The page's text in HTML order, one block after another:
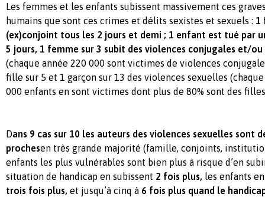
Les femmes et les enfants subissent massivement ces
humains que sont ces crimes et délits sexistes et sexuels : 1
(ex)conjoint tous les 2 jours et demi ; 1 enfant est tué par
5 jours, 1 femme sur 3 subit des violences conjugales et/ou
(chaque année 220 000 sont victimes de violences
fille sur 5 et 1 garçon sur 13 des violences sexuelles
000 enfants en sont victimes dont plus de 80% sont des
Dans 9 cas sur 10 les auteurs des violences sexuelles sont
prochesen très grande majorité (famille, conjoints,
enfants les plus vulnérables sont bien plus à risque d’en
situation de handicap en subissent 2 fois plus, les enfants
trois fois plus, et jusqu’à cinq à 6 fois plus quand le